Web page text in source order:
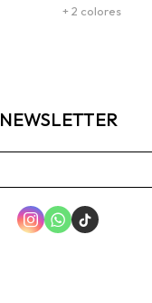
+ 2 colores
NEWSLETTER
  